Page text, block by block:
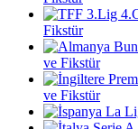
Fikstür
ve Fikstür
ve Fikstür